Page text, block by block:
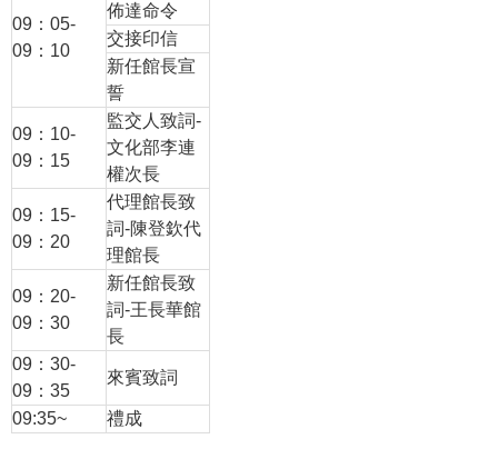
務
別
平
等
專
區
善
措
服
務
服
09：05-
09：10
佈達命令
交接印信
新任館長宣
誓
09：10-
09：15
監交人致詞-
文化部李連
權次長
09：15-
09：20
代理館長致
詞-陳登欽代
理館長
09：20-
09：30
新任館長致
詞-王長華館
長
09：30-
09：35
來賓致詞
09:35~ 禮成